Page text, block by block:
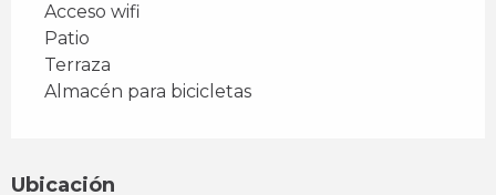
Acceso wifi
Patio
Terraza
Almacén para bicicletas
Ubicación